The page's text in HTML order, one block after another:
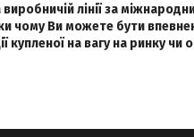
лінії за
чому Ви можете бути
купленої на вагу на ринку чи